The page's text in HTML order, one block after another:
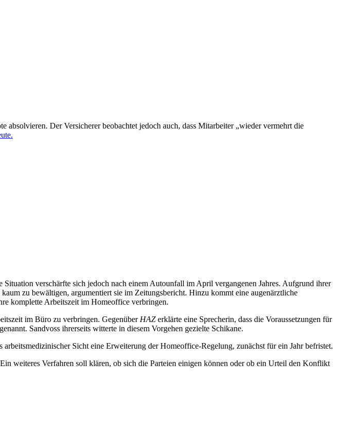
Der Versicherer beobachtet jedoch auch, dass Mitarbeiter „wieder vermehrt die
verschärfte sich jedoch nach einem Autounfall im April vergangenen Jahres. Aufgrund ihrer
zu bewältigen, argumentiert sie im Zeitungsbericht. Hinzu kommt eine augenärztliche
komplette Arbeitszeit im Homeoffice verbringen.
im Büro zu verbringen. GegenüberHAZ erklärte eine Sprecherin, dass die Voraussetzungen für
Sandvoss ihrerseits witterte in diesem Vorgehen gezielte Schikane.
Sicht eine Erweiterung der Homeoffice-Regelung, zunächst für ein Jahr befristet.
weiteres Verfahren soll klären, ob sich die Parteien einigen können oder ob ein Urteil den Konflikt